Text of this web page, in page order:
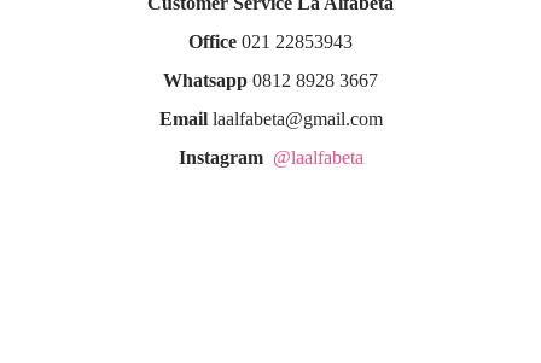
Office 021 22853943
Whatsapp 0812 8928 3667
Emaillaalfabeta@gmail.com
Instagram @laalfabeta